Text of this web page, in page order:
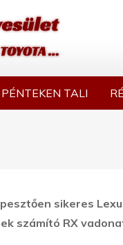
TALI
sikeres
számító RX